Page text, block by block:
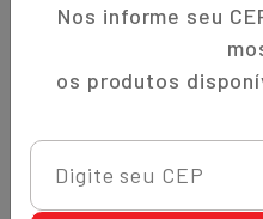
Nos informe seu
os produtos
Trocas e Devoluções
Nippon-Aji App
Ajuda e Suporte